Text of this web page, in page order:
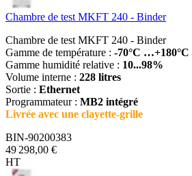
Chambre de test MKFT 240 - Binder
Chambre de test MKFT 240 - Binder
Gamme de température : -70°C …+180°C
Gamme humidité relative : 10...98%
Volume interne : 228 litres
Sortie : Ethernet
Programmateur : MB2 intégré
Livrée avec une clayette-grille
BIN-90200383
49 298,00 €
HT